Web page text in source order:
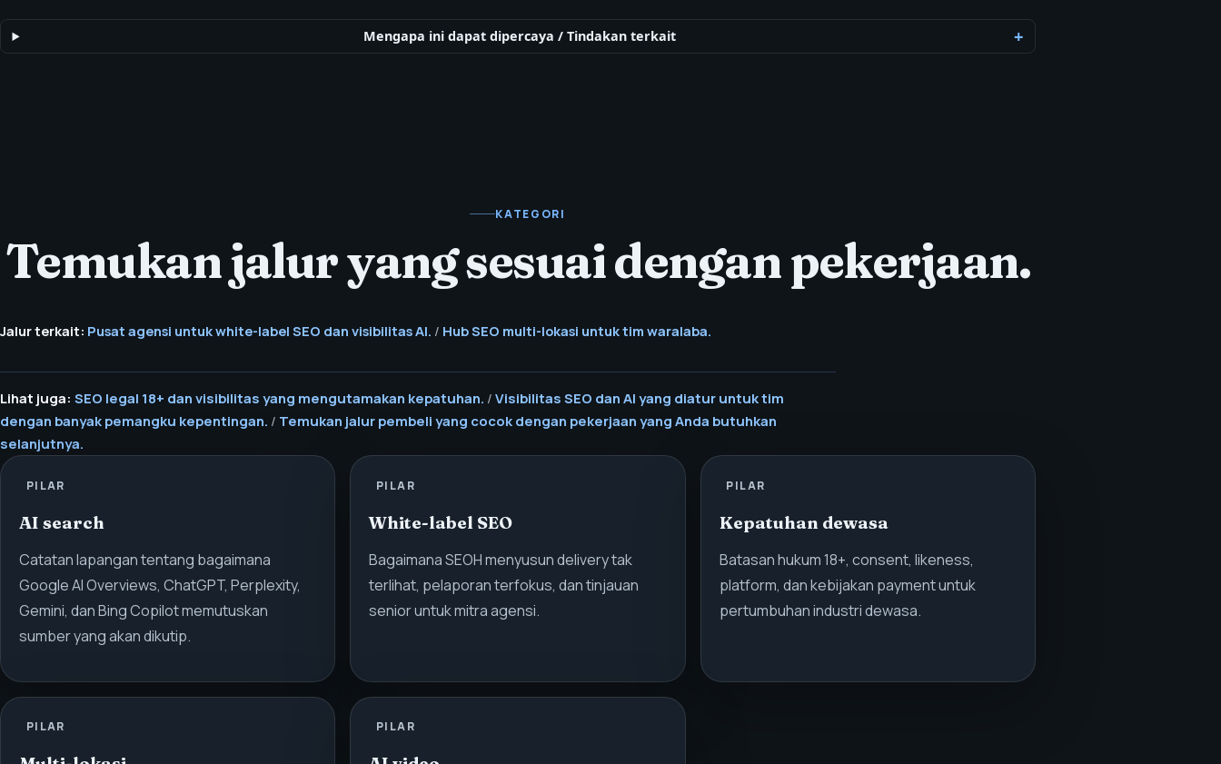
GEO/AEO, white-label delivery, adult-safe marketing, dan alur kerja AI video.
Mengapa ini dapat dipercaya /Tindakan terkait
KATEGORI
Temukan jalur yang sesuai dengan pekerjaan.
Jalur terkait: Pusat agensi untuk white-label SEO dan visibilitas AI. / Hub SEO multi-lokasi untuk tim waralaba.
Lihat juga: SEO legal 18+ dan visibilitas yang mengutamakan kepatuhan. / Visibilitas SEO dan AI yang diatur untuk tim
dengan banyak pemangku kepentingan. / Temukan jalur pembeli yang cocok dengan pekerjaan yang Anda butuhkan
selanjutnya.
PILAR
AI search
Catatan lapangan tentang bagaimana
Google AI Overviews, ChatGPT, Perplexity,
Gemini, dan Bing Copilot memutuskan
sumber yang akan dikutip.
PILAR
White-label SEO
Bagaimana SEOH menyusun delivery tak
terlihat, pelaporan terfokus, dan tinjauan
senior untuk mitra agensi.
PILAR
Kepatuhan dewasa
Batasan hukum 18+, consent, likeness,
platform, dan kebijakan payment untuk
pertumbuhan industri dewasa.
PILAR PILAR